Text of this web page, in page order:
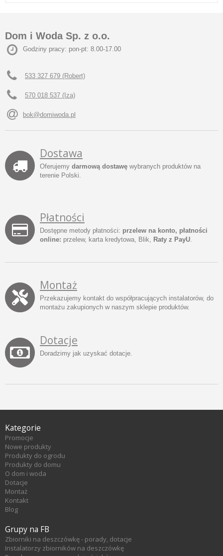
Dom i Woda Sp. z o.o.
Godziny pracy: pon-pt: 8.00-17.00
533 327 679 (Robert)
570 018 537 (Iza)
bok@domiwoda.pl
Dostawa
Oferujemy darmową dostawę wybranych produktów na
terenie Polski.
Płatności
Dostępne metody płatności: przelew na konto, płatności
online: przelew, karta kredytowa, Blik, Raty z PayU.
Montaż
Przekazujemy kontakt do współpracujących instalatorów, do
montażu zakupionych w naszym sklepie produktów.
Dotacje
Doradzimy jak uzyskać dotacje.
Kategorie
Promocje
Nowe produkty
Produkty do ogrodu
Produkty do domu
O dom i woda
Dotacje
Montaż
Kontakt
Blog
Grupy na FB
Zbiorniki na deszczówkę - porady, dotacje
Instalatorzy zbiorników na deszczówkę